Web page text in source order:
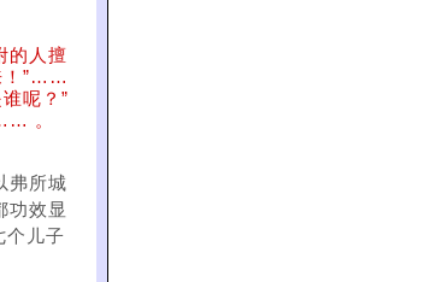
的人擅
！”……
呢？”
。
弗所城
功效显
个儿子